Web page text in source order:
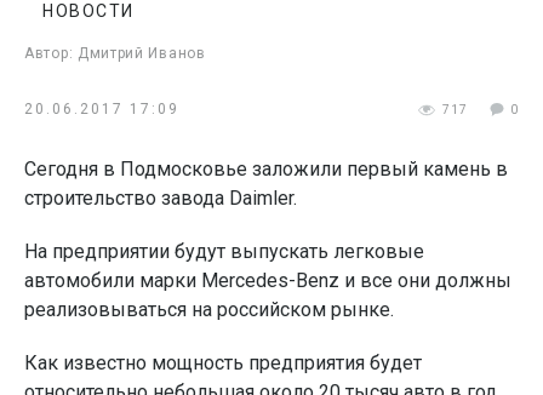
Автор: Дмитрий Иванов
НОВОСТИ
20.06.2017 17:09 717 0
Сегодня в Подмосковье заложили первый камень в
строительство завода Daimler.
На предприятии будут выпускать легковые
автомобили марки Mercedes-Benz и все они должны
реализовываться на российском рынке.
Как известно мощность предприятия будет